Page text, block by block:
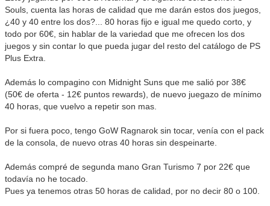
Souls, cuenta las horas de calidad que me darán estos dos juegos,
¿40 y 40 entre los dos?... 80 horas fijo e igual me quedo corto, y
todo por 60€, sin hablar de la variedad que me ofrecen los dos
juegos y sin contar lo que pueda jugar del resto del catálogo de PS
Plus Extra.
Además lo compagino con Midnight Suns que me salió por 38€
(50€ de oferta - 12€ puntos rewards), de nuevo juegazo de mínimo
40 horas, que vuelvo a repetir son mas.
Por si fuera poco, tengo GoW Ragnarok sin tocar, venía con el pack
de la consola, de nuevo otras 40 horas sin despeinarte.
Además compré de segunda mano Gran Turismo 7 por 22€ que
todavía no he tocado.
Pues ya tenemos otras 50 horas de calidad, por no decir 80 o 100.